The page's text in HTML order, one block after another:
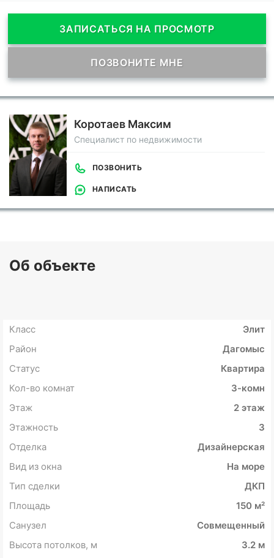
ЗАПИСАТЬСЯ НА ПРОСМОТР
ПОЗВОНИТЕ МНЕ
Коротаев Максим
Специалист по недвижимости
ПОЗВОНИТЬ
НАПИСАТЬ
Об объекте
Класс
Элит
Район
Дагомыс
Статус
Квартира
Кол-во комнат
3-комн
Этаж
2 этаж
Этажность
3
Отделка
Дизайнерская
Вид из окна
На море
Тип сделки
ДКП
Площадь
150 м²
Санузел
Совмещенный
Высота потолков, м
3.2 м